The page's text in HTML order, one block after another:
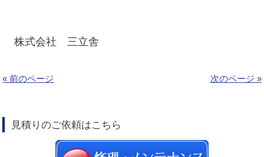
株式会社 三立舎
« 前のページ 次のページ »
見積りのご依頼はこちら